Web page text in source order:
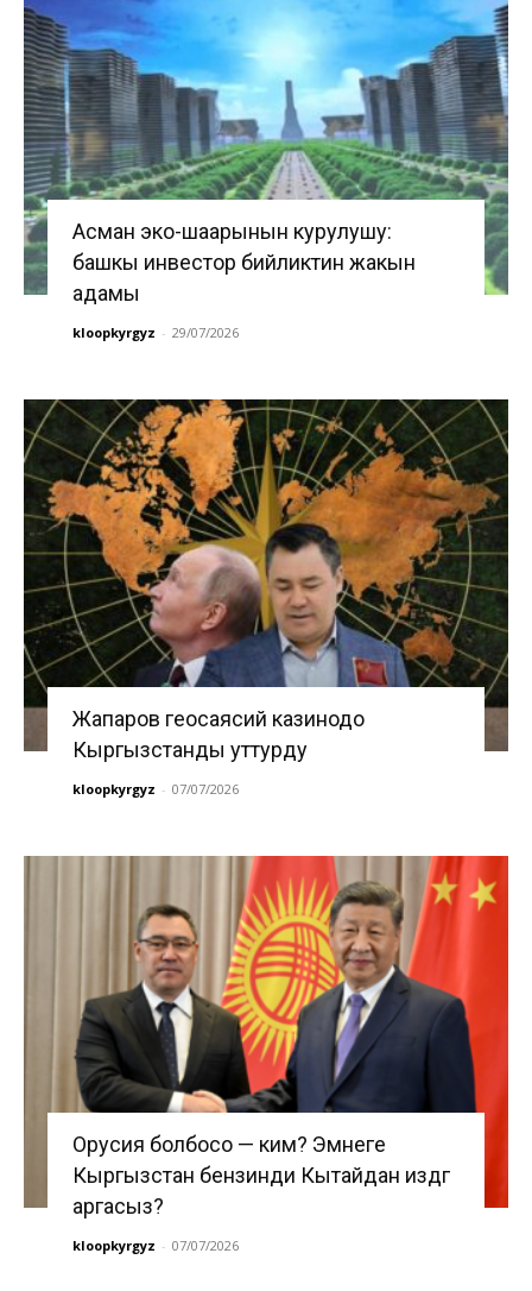
Асман эко-шаарынын курулушу:
башкы инвестор бийликтин жакын
адамы
kloopkyrgyz - 29/07/2026
Жапаров геосаясий казинодо
Кыргызстанды уттурду
kloopkyrgyz - 07/07/2026
Орусия болбосо — ким? Эмнеге
Кыргызстан бензинди Кытайдан издөөгө
аргасыз?
kloopkyrgyz - 07/07/2026